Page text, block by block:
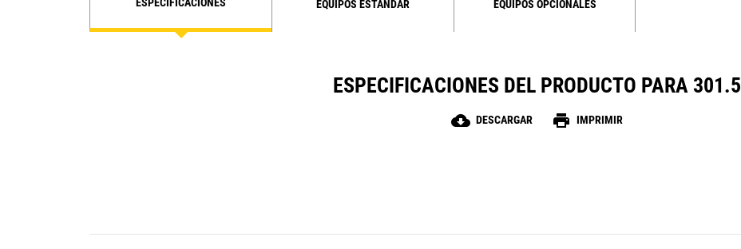
EQUIPOS ESTÁNDAR EQUIPOS OPCIONALES
ESPECIFICACIONES DEL PRODUCTO PARA 301.5
cloud_download DESCARGAR print IMPRIMIR